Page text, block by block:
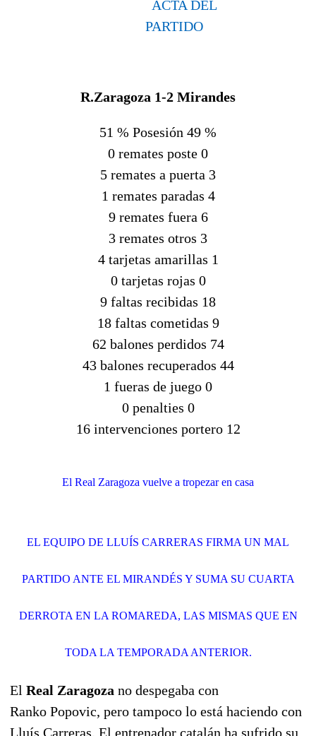
ACTA DEL
PARTIDO
R.Zaragoza 1-2 Mirandes
51 % Posesión 49 %
0 remates poste 0
5 remates a puerta 3
1 remates paradas 4
9 remates fuera 6
3 remates otros 3
4 tarjetas amarillas 1
0 tarjetas rojas 0
9 faltas recibidas 18
18 faltas cometidas 9
62 balones perdidos 74
43 balones recuperados 44
1 fueras de juego 0
0 penalties 0
16 intervenciones portero 12
El Real Zaragoza vuelve a tropezar en casa
EL EQUIPO DE LLUÍS CARRERAS FIRMA UN MAL
PARTIDO ANTE EL MIRANDÉS Y SUMA SU CUARTA
DERROTA EN LA ROMAREDA, LAS MISMAS QUE EN
TODA LA TEMPORADA ANTERIOR.
El Real Zaragoza no despegaba con
Ranko Popovic, pero tampoco lo está haciendo con
Lluís Carreras. El entrenador catalán ha sufrido su